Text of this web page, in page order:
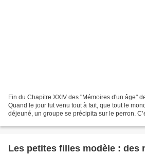
Fin du Chapitre XXIV des "Mémoires d'un âge"
Quand le jour fut venu tout à fait, que tout le
déjeuné, un groupe se précipita sur le perron.
Les petites filles modèle : des